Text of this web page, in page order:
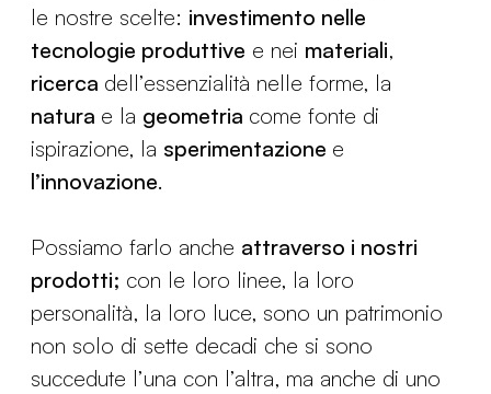
le nostre scelte: investimento nelle
tecnologie produttive e nei materiali,
ricerca dell’essenzialità nelle forme, la
natura e la geometria come fonte di
ispirazione, la sperimentazione e
l’innovazione.
Possiamo farlo anche attraverso i nostri
prodotti; con le loro linee, la loro
personalità, la loro luce, sono un patrimonio
non solo di sette decadi che si sono
succedute l’una con l’altra, ma anche di uno